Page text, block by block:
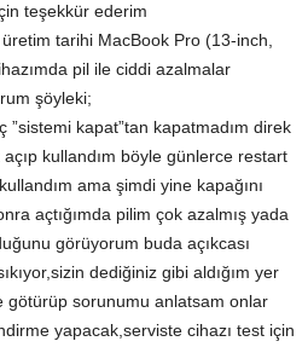
teşekkür ederim
üretim tarihi MacBook Pro (13-inch,
pil ile ciddi azalmalar
şöyleki;
”sistemi kapat”tan kapatmadım direk
açıp kullandım böyle günlerce restart
ama şimdi yine kapağını
açtığımda pilim çok azalmış yada
görüyorum buda açıkcası
dediğiniz gibi aldığım yer
götürüp sorunumu anlatsam onlar
yapacak,serviste cihazı test için